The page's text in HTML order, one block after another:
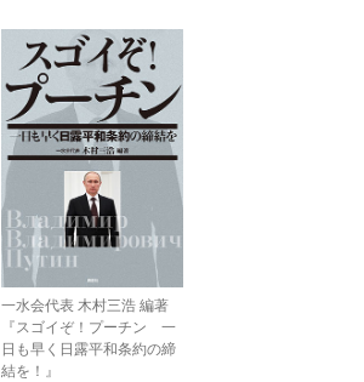
一水会代表 木村三浩 編著
『スゴイぞ！プーチン 一
日も早く日露平和条約の締
結を！』